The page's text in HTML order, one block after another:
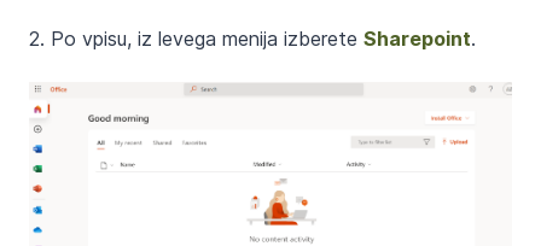
2. Po vpisu, iz levega menija izberete Sharepoint.